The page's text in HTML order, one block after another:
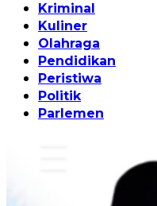
Kriminal
Kuliner
Olahraga
Pendidikan
Peristiwa
Politik
Parlemen